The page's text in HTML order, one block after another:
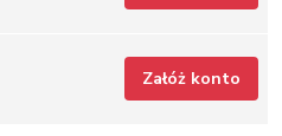
Załóż konto